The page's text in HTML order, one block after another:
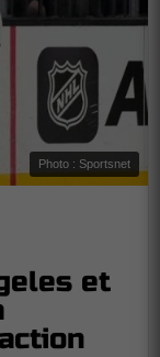
Photo : Sportsnet
et